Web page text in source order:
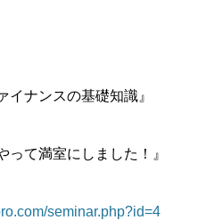
ナンスの基礎知識』
て満室にしました！』
seminar.php?id=4